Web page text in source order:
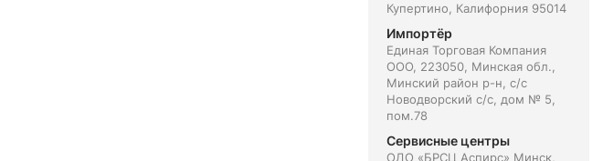
Купертино, Калифорния 95014
Импортёр
Единая Торговая Компания
ООО, 223050, Минская обл.,
Минский район р-н, с/с
Новодворский с/с, дом № 5,
пом.78
Сервисные центры
ОДО «БРСЦ Аспирс» Минск,